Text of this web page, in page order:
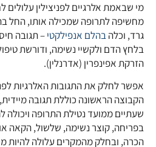
מי שבאמת אלרגיים לפניצילין עלולים
מחשיפה לתרופה שמכילה אותו, החל
גרד, וכלהבהלם אנפילקטי– תגובה
בלחץ הדם ולקשיי נשימה, ודורשת
הזרקת אפינפרין (אדרנלין).
אפשר לחלק את התגובות האלרגיות
הקבוצה הראשונה כוללת תגובה
שעתיים ממועד נטילת התרופה
בפריחה, קוצר נשימה, שלשול, הקאה
הכרה, ובחלק מהמקרים עלולה להיות